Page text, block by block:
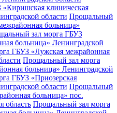
клиническая
области Прощальный
больница»
зал морга ГБУЗ
больница» Ленинградской
ГБУЗ «Лужская межрайонная
Прощальный зал морга
больница» Ленинградской
ГБУЗ «Приозерская
области Прощальный
больница» пос.
область Прощальный зал морга